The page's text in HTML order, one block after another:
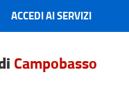
ACCEDI AI SERVIZI
Campobasso